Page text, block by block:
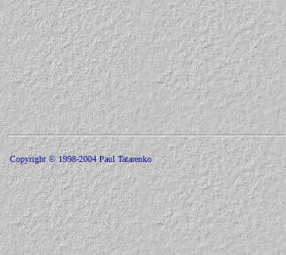
Copyright © 1998-2004 Paul Tatarenko